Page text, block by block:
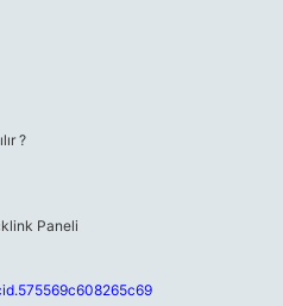
?